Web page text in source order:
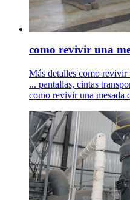
como revivir una
Más detalles como revivir
... pantallas, cintas
como revivir una mesada